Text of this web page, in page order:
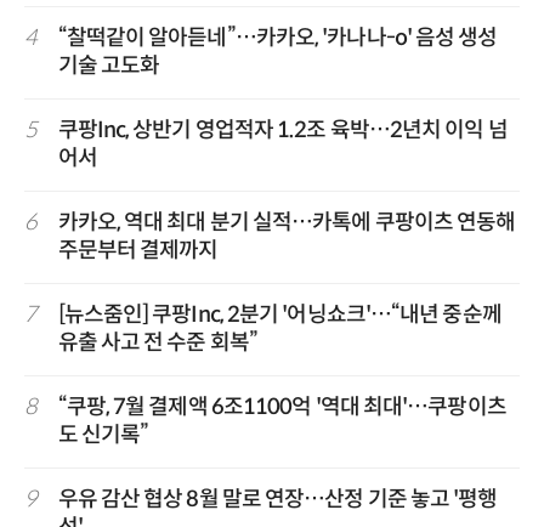
4
“찰떡같이 알아듣네”…카카오, '카나나-o' 음성 생성
기술 고도화
5
쿠팡Inc, 상반기 영업적자 1.2조 육박…2년치 이익 넘
어서
6
카카오, 역대 최대 분기 실적…카톡에 쿠팡이츠 연동해
주문부터 결제까지
7
[뉴스줌인] 쿠팡Inc, 2분기 '어닝쇼크'…“내년 중순께
유출 사고 전 수준 회복”
8
“쿠팡, 7월 결제액 6조1100억 '역대 최대'…쿠팡이츠
도 신기록”
9
우유 감산 협상 8월 말로 연장…산정 기준 놓고 '평행